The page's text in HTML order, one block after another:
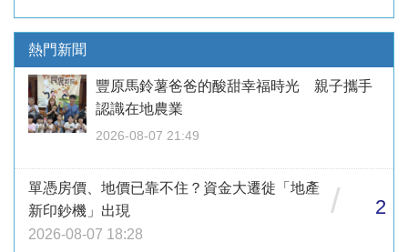
熱門新聞
豐原馬鈴薯爸爸的酸甜幸福時光 親子攜手
認識在地農業
2026-08-07 21:49
單憑房價、地價已靠不住？資金大遷徙「地產
新印鈔機」出現
2026-08-07 18:28
/ 2